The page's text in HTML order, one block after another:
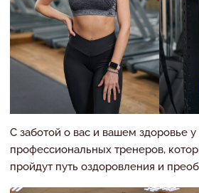
С заботой о вас и вашем здоровье у
профессиональных тренеров,
пройдут путь оздоровления и